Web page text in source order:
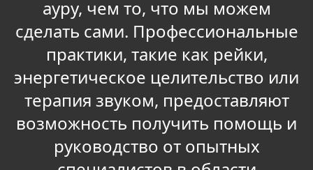
ауру, чем то, что мы можем
сделать сами. Профессиональные
практики, такие как рейки,
энергетическое целительство или
терапия звуком, предоставляют
возможность получить помощь и
руководство от опытных